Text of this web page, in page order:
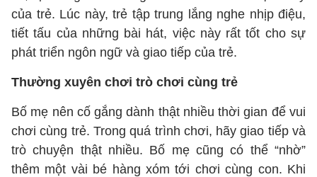
của trẻ. Lúc này, trẻ tập trung lắng nghe nhịp điệu,
tiết tấu của những bài hát, việc này rất tốt cho sự
phát triển ngôn ngữ và giao tiếp của trẻ.
Thường xuyên chơi trò chơi cùng trẻ
Bố mẹ nên cố gắng dành thật nhiều thời gian để vui
chơi cùng trẻ. Trong quá trình chơi, hãy giao tiếp và
trò chuyện thật nhiều. Bố mẹ cũng có thể “nhờ”
thêm một vài bé hàng xóm tới chơi cùng con. Khi